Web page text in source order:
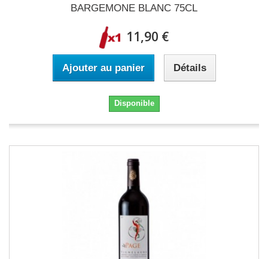
BARGEMONE BLANC 75CL
11,90 €
Ajouter au panier Détails
Disponible